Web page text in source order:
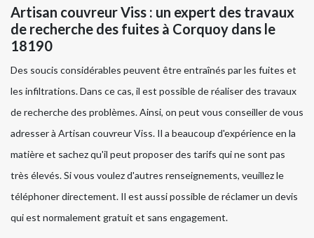
Artisan couvreur Viss : un expert des travaux
de recherche des fuites à Corquoy dans le
18190
Des soucis considérables peuvent être entraînés par les fuites et
les infiltrations. Dans ce cas, il est possible de réaliser des travaux
de recherche des problèmes. Ainsi, on peut vous conseiller de vous
adresser à Artisan couvreur Viss. Il a beaucoup d'expérience en la
matière et sachez qu'il peut proposer des tarifs qui ne sont pas
très élevés. Si vous voulez d'autres renseignements, veuillez le
téléphoner directement. Il est aussi possible de réclamer un devis
qui est normalement gratuit et sans engagement.